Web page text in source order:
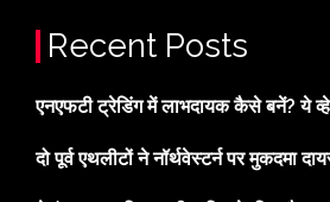
Recent Posts
एनएफटी ट्रेडिंग में लाभदायक कैसे बनें? ये
दो पूर्व एथलीटों ने नॉर्थवेस्टर्न पर मुकदमा